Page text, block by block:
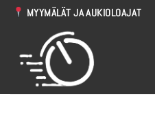
Skip
MYYMÄLÄT JA AUKIOLOAJAT